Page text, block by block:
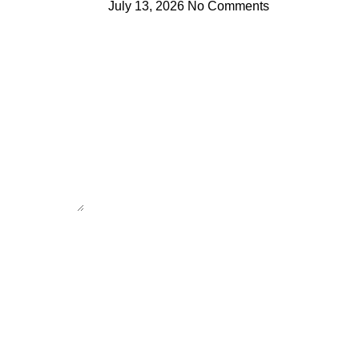
July 13, 2026 No Comments